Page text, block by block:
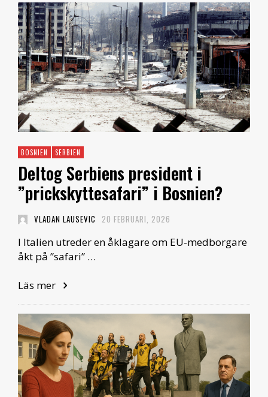
BOSNIEN SERBIEN
Deltog Serbiens president i
”prickskyttesafari” i Bosnien?
VLADAN LAUSEVIC 20 FEBRUARI, 2026
I Italien utreder en åklagare om EU-medborgare
åkt på ”safari” …
Läs mer